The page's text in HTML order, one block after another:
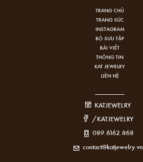
TRANG CHỦ
TRANG SỨC
INSTAGRAM
BỘ SƯU TẬP
BÀI VIẾT
THÔNG TIN
KAT JEWELRY
LIÊN HỆ
KATJEWELRY
/KATJEWELRY
089.6162.868
contact@katjewelry.vn